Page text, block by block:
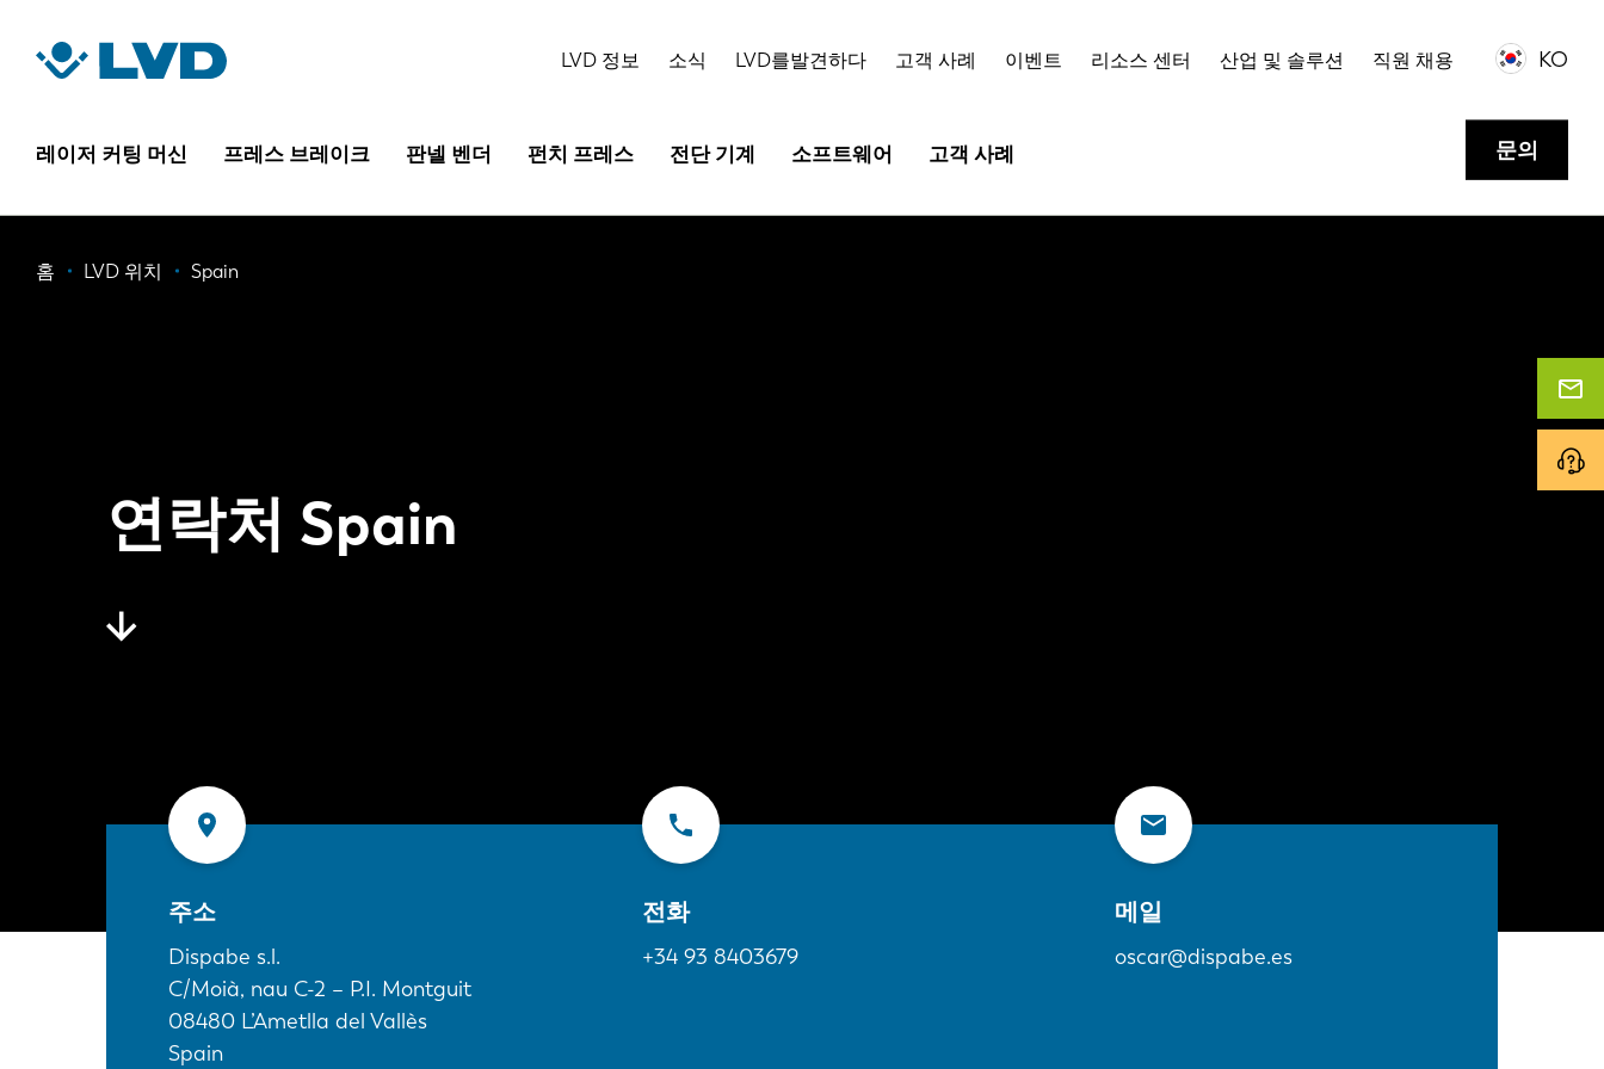
건
LVD 정보 소식 LVD를발견하다 고객 사례 이벤트 리소스 센터 산업 및 솔루션 직원 채용 KO
레이저 커팅 머신 프레스 브레이크 판넬 벤더 펀치 프레스 전단 기계 소프트웨어 고객 사례 문의
이
홈 LVD 위치 Spain
연락처 Spain
주소
Dispabe s.l.
C/Moià, nau C-2 – P.I. Montguit
08480 L’Ametlla del Vallès
Spain
전화
+34 93 8403679
메일
oscar@dispabe.es